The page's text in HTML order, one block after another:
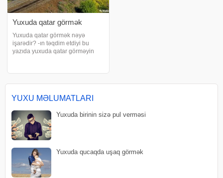
Yuxuda qatar görmək
Yuxuda qatar görmək nəyə
işarədir? -ın təqdim etdiyi bu
yazıda yuxuda qatar görməyin
etmək. Yuxuda qatarla səyahət
etmək insanın dinc və firavan bir
YUXU MƏLUMATLARI
Yuxuda birinin sizə pul verməsi
Yuxuda qucaqda uşaq görmək